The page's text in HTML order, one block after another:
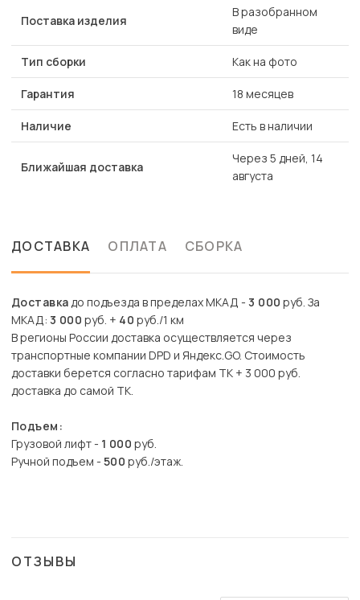
Поставка изделия
В разобранном
виде
Тип сборки Как на фото
Гарантия 18 месяцев
Наличие Есть в наличии
Ближайшая доставка
Через 5 дней, 14
августа
ДОСТАВКА ОПЛАТА СБОРКА
Доставкадо подъезда в пределах МКАД -3 000 руб. За
МКАД: 3 000 руб. + 40 руб./1 км
В регионы России доставка осуществляется через
транспортные компании DPD и Яндекс.GO. Стоимость
доставки берется согласно тарифам ТК + 3 000 руб.
доставка до самой ТК.
Подъем:
Грузовой лифт - 1 000 руб.
Ручной подъем - 500 руб./этаж.
ОТЗЫВЫ